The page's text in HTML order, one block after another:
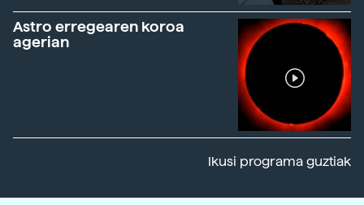
Astro erregearen koroa
agerian
Ikusi programa guztiak